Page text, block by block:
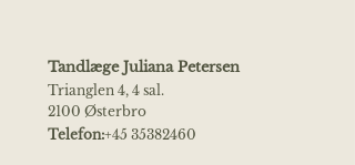
Tandlæge Juliana Petersen
Trianglen 4, 4 sal.
2100 Østerbro
Telefon:+45 35382460